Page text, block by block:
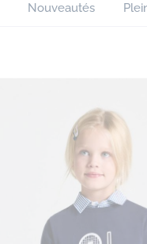
Nouveautés